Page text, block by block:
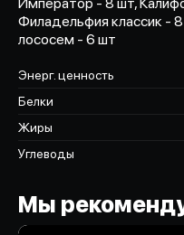
Филадельфия классик -
лососем - 6 шт
Энерг. ценность
Белки
Жиры
Углеводы
Мы